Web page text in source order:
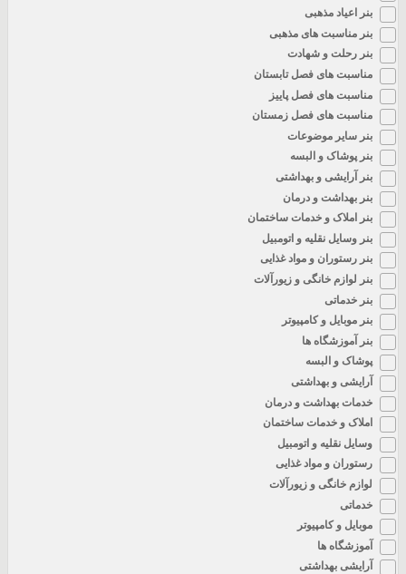
بنر اعیاد مذهبی
بنر مناسبت های مذهبی
بنر رحلت و شهادت
مناسبت های فصل تابستان
مناسبت های فصل پاییز
مناسبت های فصل زمستان
بنر سایر موضوعات
بنر پوشاک و البسه
بنر آرایشی و بهداشتی
بنر بهداشت و درمان
بنر املاک و خدمات ساختمان
بنر وسایل نقلیه و اتومبیل
بنر رستوران و مواد غذایی
بنر لوازم خانگی و زیورآلات
بنر خدماتی
بنر موبایل و کامپیوتر
بنر آموزشگاه ها
پوشاک و البسه
آرایشی و بهداشتی
خدمات بهداشت و درمان
املاک و خدمات ساختمان
وسایل نقلیه و اتومبیل
رستوران و مواد غذایی
لوازم خانگی و زیورآلات
خدماتی
موبایل و کامپیوتر
آموزشگاه ها
آرایشی بهداشتی